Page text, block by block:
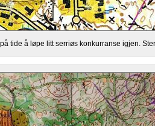
tide å løpe litt serriøs konkurranse igjen.